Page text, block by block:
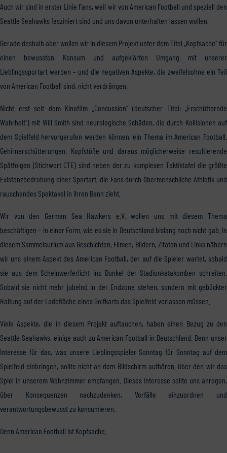
Auch wir sind in erster Linie Fans, weil wir von American Football und speziell den
Seattle Seahawks fasziniert sind und uns davon unterhalten lassen wollen.
Gerade deshalb aber wollen wir in diesem Projekt unter dem Titel „Kopfsache“ für
einen bewussten Konsum und aufgeklärten Umgang mit unserer
Lieblingssportart werben – und die negativen Aspekte, die zweifelsohne ein Teil
von American Football sind, nicht verdrängen.
Nicht erst seit dem Kinofilm „Concussion“ (deutscher Titel: „Erschütternde
Wahrheit“) mit Will Smith sind neurologische Schäden, die durch Kollisionen auf
dem Spielfeld hervorgerufen werden können, ein Thema im American Football.
Gehirnerschütterungen, Kopfstöße und daraus möglicherweise resultierende
Spätfolgen (Stichwort CTE) sind neben der zu komplexen Taktiktafel die größte
Existenzbedrohung einer Sportart, die Fans durch übermenschliche Athletik und
rauschendes Spektakel in ihren Bann zieht.
Wir von den German Sea Hawkers e.V. wollen uns mit diesem Thema
beschäftigen – in einer Form, wie es sie in Deutschland bislang noch nicht gab. In
diesem Sammelsurium aus Geschichten, Filmen, Bildern, Zitaten und Links nähern
wir uns einem Aspekt des American Football, der auf die Spieler wartet, sobald
sie aus dem Scheinwerferlicht ins Dunkel der Stadionkatakomben schreiten.
Sobald sie nicht mehr jubelnd in der Endzone stehen, sondern mit gebückter
Haltung auf der Ladefläche eines Golfkarts das Spielfeld verlassen müssen.
Viele Aspekte, die in diesem Projekt auftauchen, haben einen Bezug zu den
Seattle Seahawks, einige auch zu American Football in Deutschland. Denn unser
Interesse für das, was unsere Lieblingsspieler Sonntag für Sonntag auf dem
Spielfeld einbringen, sollte nicht an dem Bildschirm aufhören, über den wir das
Spiel in unserem Wohnzimmer empfangen. Dieses Interesse sollte uns anregen,
über Konsequenzen nachzudenken, Vorfälle einzuordnen und
verantwortungsbewusst zu konsumieren.
Denn American Football ist Kopfsache.